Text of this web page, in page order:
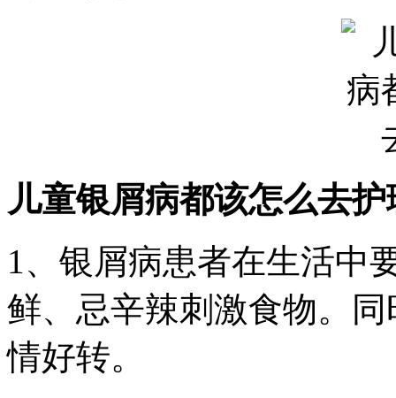
儿童银屑病都该怎么去护
1、银屑病患者在生活中
鲜、忌辛辣刺激食物。
情好转。